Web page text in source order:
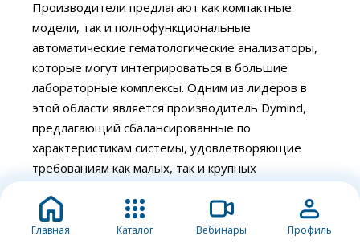
Производители предлагают как компактные
модели, так и полнофункциональные
автоматические гематологические анализаторы,
которые могут интегрироваться в большие
лабораторные комплексы. Одним из лидеров в
этой области является производитель Dymind,
предлагающий сбалансированные по
характеристикам системы, удовлетворяющие
требованиям как малых, так и крупных
себе высокую точность, надежность и
оптимальную цену.
Главная Каталог Вебинары Профиль